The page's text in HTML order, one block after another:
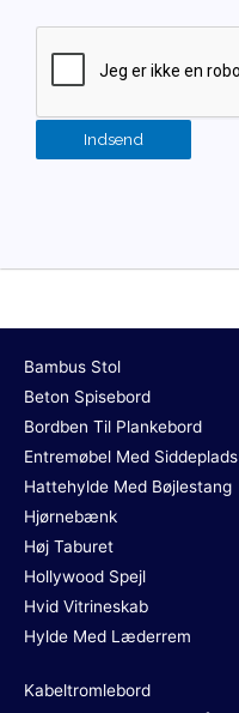
Bambus Stol
Beton Spisebord
Bordben Til Plankebord
Entremøbel Med Siddeplads
Hattehylde Med Bøjlestang
Hjørnebænk
Høj Taburet
Hollywood Spejl
Hvid Vitrineskab
Hylde Med Læderrem
Kabeltromlebord